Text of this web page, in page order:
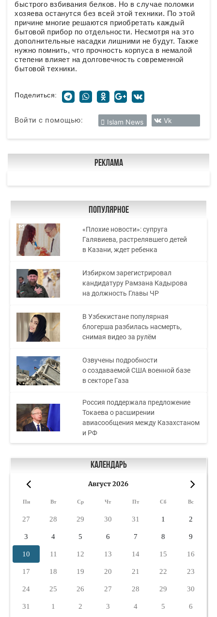
быстрого взбивания белков. Но в случае поломки
хозяева останутся без всей этой техники. По этой
причине многие решаются приобретать каждый
бытовой прибор по отдельности. Несмотря на это
дополнительные насадки лишними не будут. Также
нужно помнить, что прочность корпуса в немалой
степени влияет на долговечность современной
бытовой техники.
Поделиться:
Войти с помощью: Islam News Vk
Реклама
Популярное
«Плохие новости»: супруга
Галявиева, растрелявшего детей
в Казани, ждет ребенка
Избирком зарегистрировал
кандидатуру Рамзана Кадырова
на должность Главы ЧР
В Узбекистане популярная
блогерша разбилась насмерть,
снимая видео за рулём
Озвучены подробности
о создаваемой США военной базе
в секторе Газа
Россия поддержала предложение
Токаева о расширении
авиасообщения между Казахстаном
и РФ
Календарь
Август 2026
Пн Вт Ср Чт Пт Сб Вс
27 28 29 30 31 1 2
3 4 5 6 7 8 9
10 11 12 13 14 15 16
17 18 19 20 21 22 23
24 25 26 27 28 29 30
31 1 2 3 4 5 6